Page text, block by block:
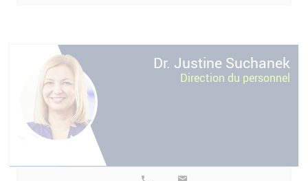
Dr. Justine Suchanek
Direction du personnel